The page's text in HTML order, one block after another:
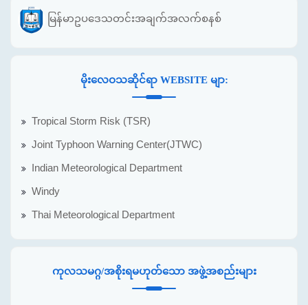
မြန်မာဥပဒေသတင်းအချက်အလက်စနစ်
မိုးလေဝသဆိုင်ရာ WEBSITE မျာ:
Tropical Storm Risk (TSR)
Joint Typhoon Warning Center(JTWC)
Indian Meteorological Department
Windy
Thai Meteorological Department
ကုလသမဂ္ဂ/အစိုးရမဟုတ်သော အဖွဲ့အစည်းများ